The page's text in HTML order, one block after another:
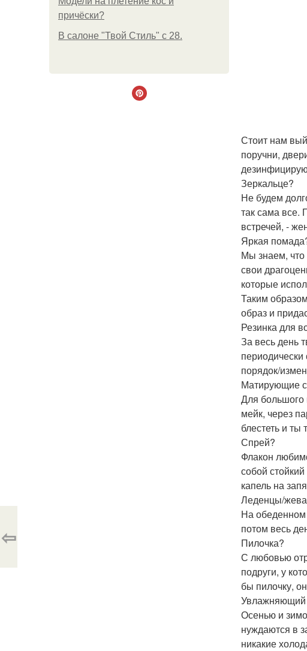
причёски?
В салоне "Твой Стиль" с 28.
Стоит нам
поручни,
Зеркальце?
Не будем
так сама все.
встречей, -
Яркая
Мы знаем, что
свои
которые
Таким
образ и
Резинка для
За весь день
порядок/
Матирующие
Для большого
мейк, через
блестеть и ты
Спрей?
Флакон
собой
капель на
Леденцы/
На
потом весь
Пилочка?
С любовью
подруги, у
бы пилочку,
Увлажняющий
Осенью и
нуждаются в
никакие
⇦